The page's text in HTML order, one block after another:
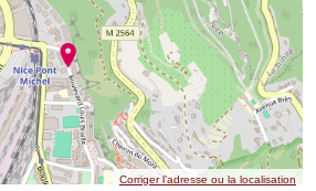
Corriger l’adresse ou la localisation